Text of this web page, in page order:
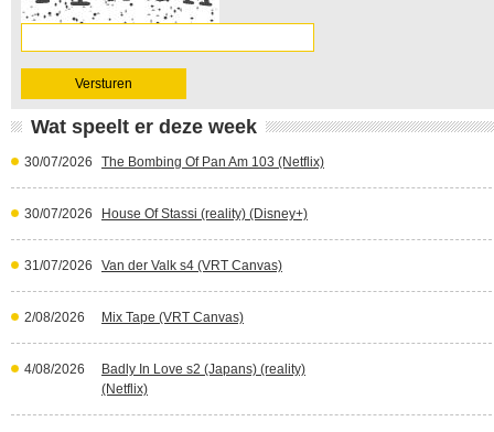
Wat speelt er deze week
30/07/2026 The Bombing Of Pan Am 103 (Netflix)
30/07/2026 House Of Stassi (reality) (Disney+)
31/07/2026 Van der Valk s4 (VRT Canvas)
2/08/2026 Mix Tape (VRT Canvas)
4/08/2026
Badly In Love s2 (Japans) (reality)
(Netflix)